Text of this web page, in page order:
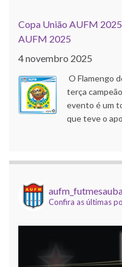
Copa União AUFM
AUFM 2025
4 novembro 2025
O Flamengo
terça
evento é um
que teve o
O Corinthians
2025 da Copa
Dedê, Uba
Mundial de Clubes
Confira as últimas